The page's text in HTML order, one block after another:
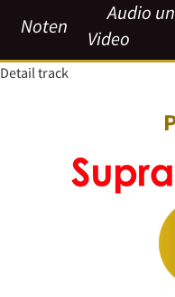
Noten
Audio
Video
Detail track